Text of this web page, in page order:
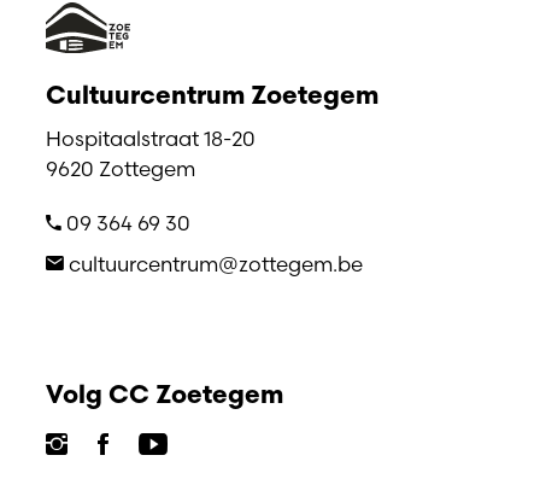
Cultuurcentrum Zoetegem
Hospitaalstraat 18-20
9620 Zottegem
09 364 69 30
cultuurcentrum@zottegem.be
Volg CC Zoetegem